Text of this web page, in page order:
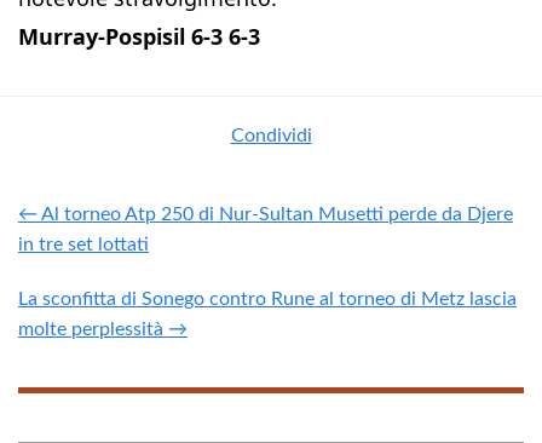
Murray-Pospisil 6-3 6-3
Condividi
← Al torneo Atp 250 di Nur-Sultan Musetti perde da Djere
in tre set lottati
La sconfitta di Sonego contro Rune al torneo di Metz lascia
molte perplessità →